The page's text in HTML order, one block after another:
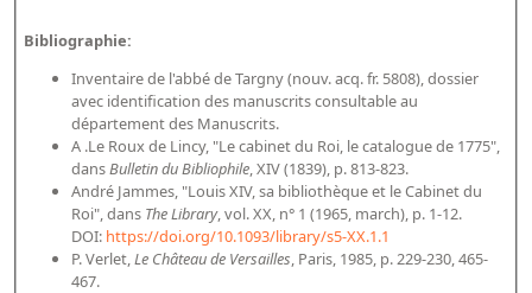
Bibliographie:
Inventaire de l'abbé de Targny (nouv. acq. fr. 5808), dossier
avec identification des manuscrits consultable au
département des Manuscrits.
A .Le Roux de Lincy, "Le cabinet du Roi, le catalogue de 1775",
dans Bulletin du Bibliophile , XIV (1839), p. 813-823.
André Jammes, "Louis XIV, sa bibliothèque et le Cabinet du
Roi", dans The Library, vol. XX, n° 1 (1965, march), p. 1-12.
DOI: https://doi.org/10.1093/library/s5-XX.1.1
P. Verlet, Le Château de Versailles , Paris, 1985, p. 229-230, 465-
467.